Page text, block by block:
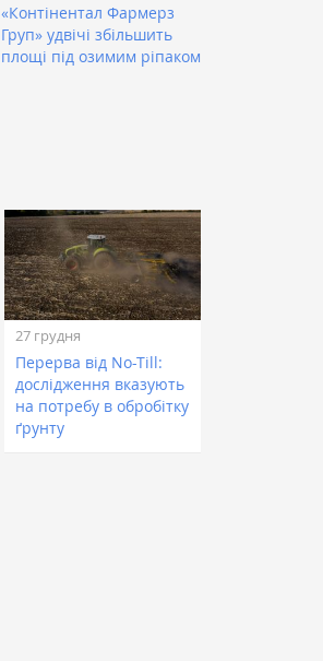
«Контінентал Фармерз
Груп» удвічі збільшить
площі під озимим ріпаком
27 грудня
Перерва від No-Till:
дослідження вказують
на потребу в обробітку
ґрунту